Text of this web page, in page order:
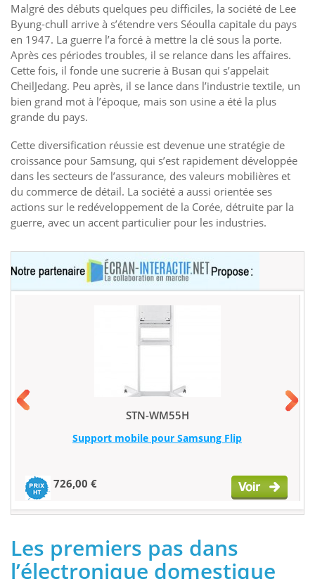
Malgré des débuts quelques peu difficiles, la société de Lee
Byung-chull arrive à s’étendre vers Séoulla capitale du pays
en 1947. La guerre l’a forcé à mettre la clé sous la porte.
Après ces périodes troubles, il se relance dans les affaires.
Cette fois, il fonde une sucrerie à Busan qui s’appelait
CheilJedang. Peu après, il se lance dans l’industrie textile, un
bien grand mot à l’époque, mais son usine a été la plus
grande du pays.
Cette diversification réussie est devenue une stratégie de
croissance pour Samsung, qui s’est rapidement développée
dans les secteurs de l’assurance, des valeurs mobilières et
du commerce de détail. La société a aussi orientée ses
actions sur le redéveloppement de la Corée, détruite par la
guerre, avec un accent particulier pour les industries.
STN-WM55H
Support mobile pour Samsung Flip
726,00 €
Les premiers pas dans
l’électronique domestique